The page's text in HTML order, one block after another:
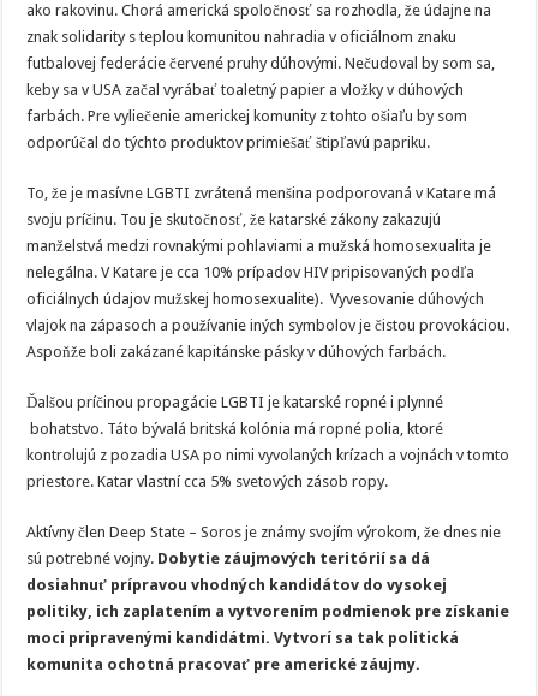
ako rakovinu. Chorá americká spoločnosť sa rozhodla, že údajne na
znak solidarity s teplou komunitou nahradia v oficiálnom znaku
futbalovej federácie červené pruhy dúhovými. Nečudoval by som sa,
keby sa v USA začal vyrábať toaletný papier a vložky v dúhových
farbách. Pre vyliečenie americkej komunity z tohto ošiaľu by som
odporúčal do týchto produktov primiešať štipľavú papriku.
To, že je masívne LGBTI zvrátená menšina podporovaná v Katare má
svoju príčinu. Tou je skutočnosť, že katarské zákony zakazujú
manželstvá medzi rovnakými pohlaviami a mužská homosexualita je
nelegálna. V Katare je cca 10% prípadov HIV pripisovaných podľa
oficiálnych údajov mužskej homosexualite). Vyvesovanie dúhových
vlajok na zápasoch a používanie iných symbolov je čistou provokáciou.
Aspoňže boli zakázané kapitánske pásky v dúhových farbách.
Ďalšou príčinou propagácie LGBTI je katarské ropné i plynné
bohatstvo. Táto bývalá britská kolónia má ropné polia, ktoré
kontrolujú z pozadia USA po nimi vyvolaných krízach a vojnách v tomto
priestore. Katar vlastní cca 5% svetových zásob ropy.
Aktívny člen Deep State – Soros je známy svojím výrokom, že dnes nie
sú potrebné vojny. Dobytie záujmových teritórií sa dá
dosiahnuť prípravou vhodných kandidátov do vysokej
politiky, ich zaplatením a vytvorením podmienok pre získanie
moci pripravenými kandidátmi. Vytvorí sa tak politická
komunita ochotná pracovať pre americké záujmy.